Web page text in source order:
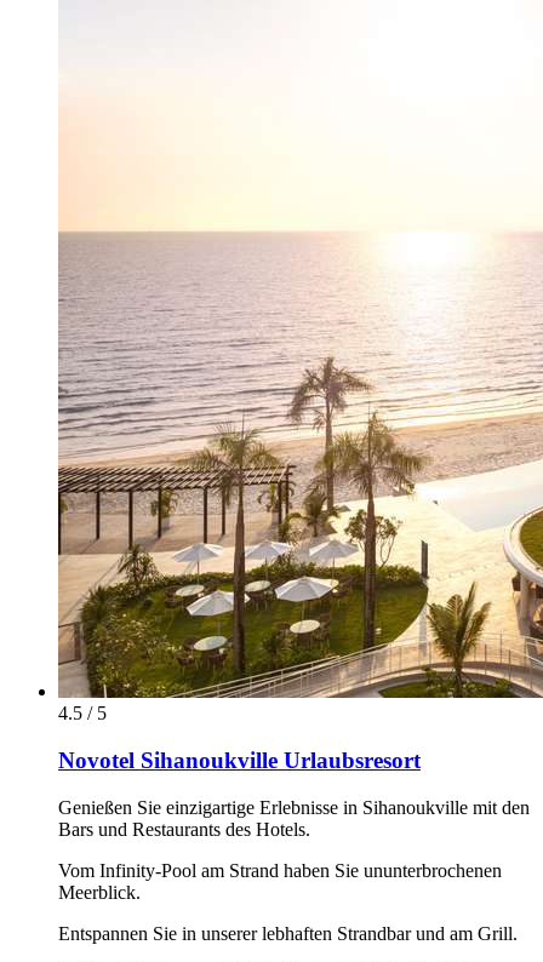
4.5 / 5
Novotel Sihanoukville Urlaubsresort
Genießen Sie einzigartige Erlebnisse in Sihanoukville mit den
Bars und Restaurants des Hotels.
Vom Infinity-Pool am Strand haben Sie ununterbrochenen
Meerblick.
Entspannen Sie in unserer lebhaften Strandbar und am Grill.